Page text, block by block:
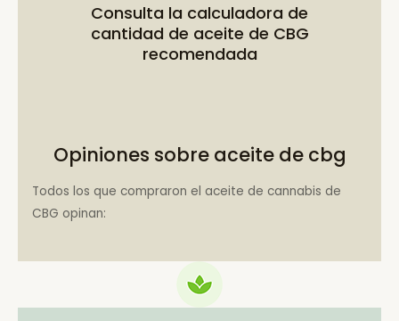
Consulta la calculadora de
cantidad de aceite de CBG
recomendada
Opiniones sobre aceite de cbg
Todos los que compraron el aceite de cannabis de
CBG opinan: